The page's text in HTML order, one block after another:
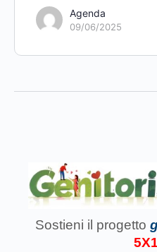
Agenda
09/06/2025
Sostieni il progetto